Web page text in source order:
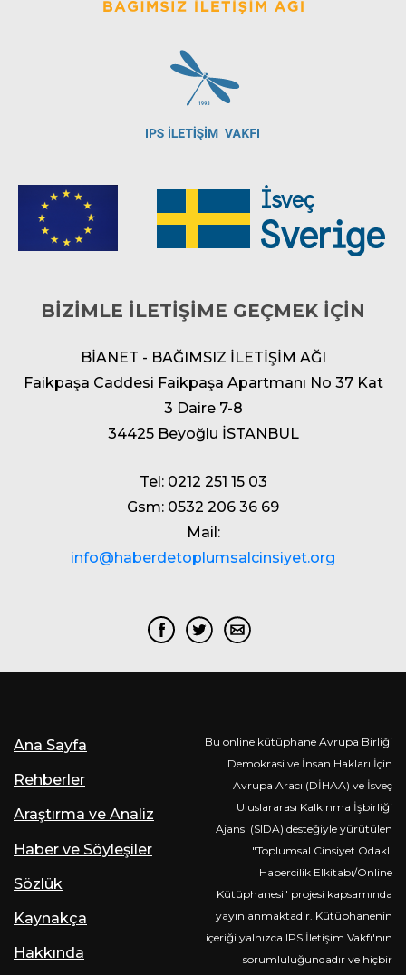
BİZİMLE İLETİŞİME GEÇMEK İÇİN
BİANET - BAĞIMSIZ İLETİŞİM AĞI
Faikpaşa Caddesi Faikpaşa Apartmanı No 37 Kat
3 Daire 7-8
34425 Beyoğlu İSTANBUL
Tel: 0212 251 15 03
Gsm: 0532 206 36 69
Mail:
info@haberdetoplumsalcinsiyet.org
Ana Sayfa
Rehberler
Araştırma ve Analiz
Haber ve Söyleşiler
Sözlük
Kaynakça
Hakkında
Bu online kütüphane Avrupa Birliği
Demokrasi ve İnsan Hakları İçin
Avrupa Aracı (DİHAA) ve İsveç
Uluslararası Kalkınma İşbirliği
Ajansı (SIDA) desteğiyle yürütülen
"Toplumsal Cinsiyet Odaklı
Habercilik Elkitabı/Online
Kütüphanesi" projesi kapsamında
yayınlanmaktadır. Kütüphanenin
içeriği yalnızca IPS İletişim Vakfı'nın
sorumluluğundadır ve hiçbir